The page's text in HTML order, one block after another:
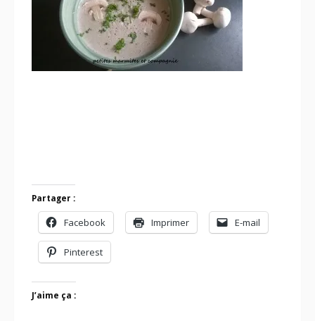
Partager :
Facebook Imprimer E-mail
Pinterest
J’aime ça :